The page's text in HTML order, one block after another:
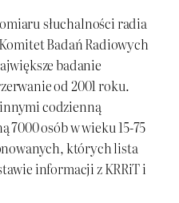
słuchalności radia
Badań Radiowych
badanie
od 2001 roku.
codzienną
7000 osób w wieku 15-75
których lista
informacji z KRRiT i